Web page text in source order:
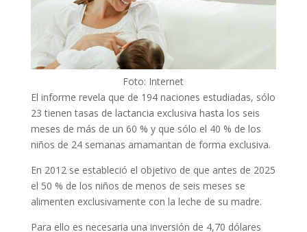
Foto: Internet
El informe revela que de 194 naciones estudiadas, sólo
23 tienen tasas de lactancia exclusiva hasta los seis
meses de más de un 60 % y que sólo el 40 % de los
niños de 24 semanas amamantan de forma exclusiva.
En 2012 se estableció el objetivo de que antes de 2025
el 50 % de los niños de menos de seis meses se
alimenten exclusivamente con la leche de su madre.
Para ello es necesaria una inversión de 4,70 dólares